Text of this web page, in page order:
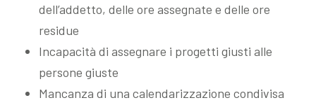
dell’addetto, delle ore assegnate e delle ore
residue
Incapacità di assegnare i progetti giusti alle
persone giuste
Mancanza di una calendarizzazione condivisa